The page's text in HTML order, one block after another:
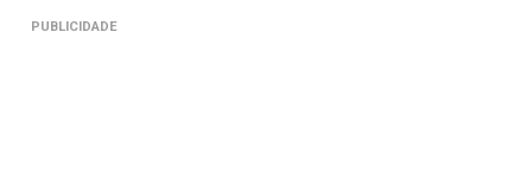
PUBLICIDADE